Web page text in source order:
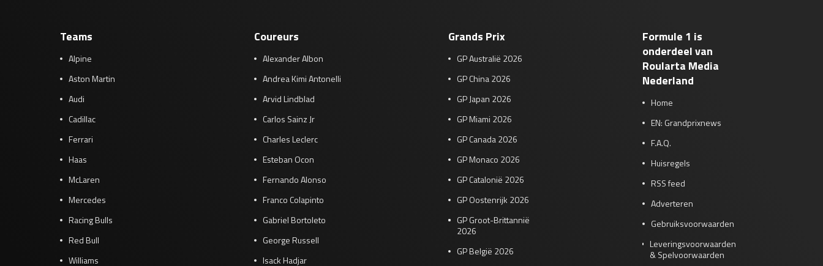
Teams
Alpine
Aston Martin
Audi
Cadillac
Ferrari
Haas
McLaren
Mercedes
Racing Bulls
Red Bull
Williams
Coureurs
Alexander Albon
Andrea Kimi Antonelli
Arvid Lindblad
Carlos Sainz Jr
Charles Leclerc
Esteban Ocon
Fernando Alonso
Franco Colapinto
Gabriel Bortoleto
George Russell
Isack Hadjar
Grands Prix
GP Australië 2026
GP China 2026
GP Japan 2026
GP Miami 2026
GP Canada 2026
GP Monaco 2026
GP Catalonië 2026
GP Oostenrijk 2026
GP Groot-Brittannië
2026
GP België 2026
Formule 1 is
onderdeel van
Roularta Media
Nederland
Home
EN: Grandprixnews
F.A.Q.
Huisregels
RSS feed
Adverteren
Gebruiksvoorwaarden
Leveringsvoorwaarden
& Spelvoorwaarden